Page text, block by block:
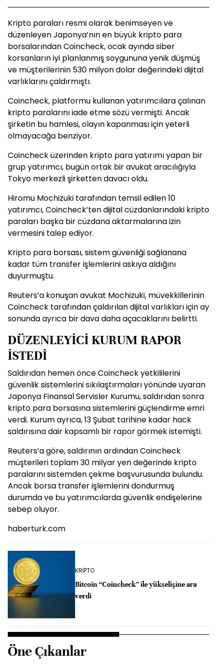
Kripto paraları resmi olarak benimseyen ve
düzenleyen Japonya’nın en büyük kripto para
borsalarından Coincheck, ocak ayında siber
korsanların iyi planlanmış soygununa yenik düşmüş
ve müşterilerinin 530 milyon dolar değerindeki dijital
varlıklarını çaldırmıştı.
Coincheck, platformu kullanan yatırımcılara çalınan
kripto paralarını iade etme sözü vermişti. Ancak
şirketin bu hamlesi, olayın kapanması için yeterli
olmayacağa benziyor.
Coincheck üzerinden kripto para yatırımı yapan bir
grup yatırımcı, bugün ortak bir avukat aracılığıyla
Tokyo merkezli şirketten davacı oldu.
Hiromu Mochizuki tarafından temsil edilen 10
yatırımcı, Coincheck’ten dijital cüzdanlarındaki kripto
paraları başka bir cüzdana aktarmalarına izin
vermesini talep ediyor.
Kripto para borsası, sistem güvenliği sağlanana
kadar tüm transfer işlemlerini askıya aldığını
duyurmuştu.
Reuters’a konuşan avukat Mochizuki, müvekkillerinin
Coincheck tarafından çaldırılan dijital varlıkları için ay
sonunda ayrıca bir dava daha açacaklarını belirtti.
DÜZENLEYİCİ KURUM RAPOR
İSTEDİ
Saldırıdan hemen önce Coincheck yetkililerini
güvenlik sistemlerini sıkılaştırmaları yönünde uyaran
Japonya Finansal Servisler Kurumu, saldırıdan sonra
kripto para borsasına sistemlerini güçlendirme emri
verdi. Kurum ayrıca, 13 Şubat tarihine kadar hack
saldırısına dair kapsamlı bir rapor görmek istemişti.
Reuters’a göre, saldırının ardından Coincheck
müşterileri toplam 30 milyar yen değerinde kripto
paralarını sistemden çekme başvurusunda bulundu.
Ancak borsa transfer işlemlerini dondurmuş
durumda ve bu yatırımcılarda güvenlik endişelerine
sebep oluyor.
haberturk.com
KRİPTO
Bitcoin “Coincheck” ile yükselişine ara
verdi
Öne Çıkanlar